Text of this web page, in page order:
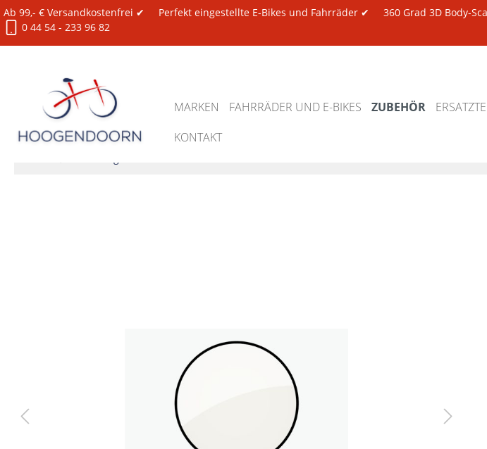
Ab 99,- € Versandkostenfrei ✔ Perfekt eingestellte E-Bikes und Fahrräder ✔ 360 Grad 3D Body-
0 44 54 - 233 96 82
MARKEN FAHRRÄDER UND E-BIKES ZUBEHÖR
KONTAKT